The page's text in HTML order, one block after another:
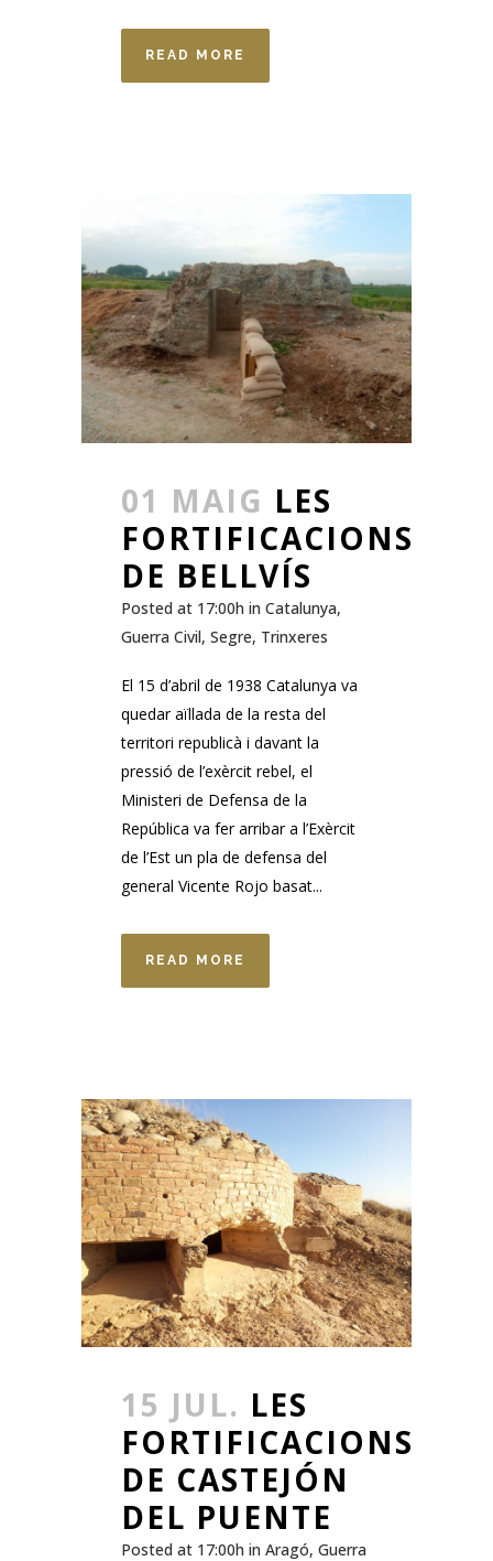
READ MORE
01 MAIG LES
FORTIFICACIONS
DE BELLVÍS
Posted at 17:00h in Catalunya,
Guerra Civil, Segre, Trinxeres
El 15 d’abril de 1938 Catalunya va
quedar aïllada de la resta del
territori republicà i davant la
pressió de l’exèrcit rebel, el
Ministeri de Defensa de la
República va fer arribar a l’Exèrcit
de l’Est un pla de defensa del
general Vicente Rojo basat...
READ MORE
15 JUL. LES
FORTIFICACIONS
DE CASTEJÓN
DEL PUENTE
Posted at 17:00h in Aragó, Guerra